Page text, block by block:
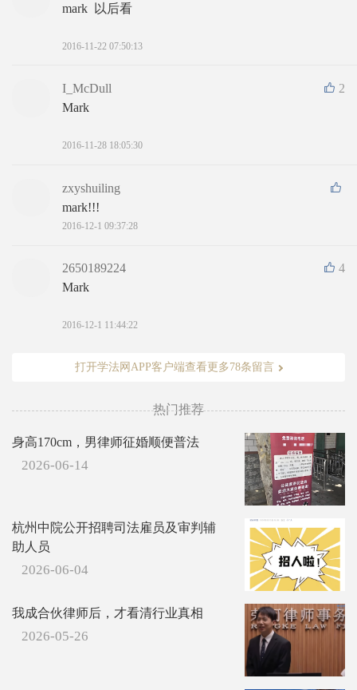
mark  以后看
2016-11-22 07:50:13
2
I_McDull
Mark
2016-11-28 18:05:30
zxyshuiling
mark!!!
2016-12-1 09:37:28
4
2650189224
Mark
2016-12-1 11:44:22
打开学法网APP客户端查看更多78条留言
热门推荐
身高170cm，男律师征婚顺便普法
2026-06-14
杭州中院公开招聘司法雇员及审判辅
助人员
2026-06-04
我成合伙律师后，才看清行业真相
2026-05-26